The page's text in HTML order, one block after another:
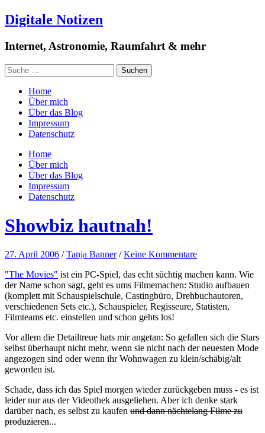
Digitale Notizen
Internet, Astronomie, Raumfahrt & mehr
Home
Über mich
Über das Blog
Impressum
Datenschutz
Home
Über mich
Über das Blog
Impressum
Datenschutz
Showbiz hautnah!
27. April 2006 /Tanja Banner /Keine Kommentare
"The Movies" ist ein PC-Spiel, das echt süchtig machen kann. Wie
der Name schon sagt, geht es ums Filmemachen: Studio aufbauen
(komplett mit Schauspielschule, Castingbüro, Drehbuchautoren,
verschiedenen Sets etc.), Schauspieler, Regisseure, Statisten,
Filmteams etc. einstellen und schon gehts los!
Vor allem die Detailtreue hats mir angetan: So gefallen sich die Stars
selbst überhaupt nicht mehr, wenn sie nicht nach der neuesten Mode
angezogen sind oder wenn ihr Wohnwagen zu klein/schäbig/alt
geworden ist.
Schade, dass ich das Spiel morgen wieder zurückgeben muss - es ist
leider nur aus der Videothek ausgeliehen. Aber ich denke stark
darüber nach, es selbst zu kaufen und dann nächtelang Filme zu
produzieren...